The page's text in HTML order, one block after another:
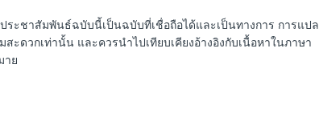
ระชาสัมพันธ์ฉบับนี้เป็นฉบับที่เชื่อถือได้และเป็นทางการ การแปล
ะดวกเท่านั้น และควรนำไปเทียบเคียงอ้างอิงกับเนื้อหาในภาษา
าย